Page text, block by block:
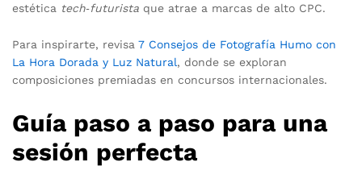
estética tech‑futurista que atrae a marcas de alto CPC.
Para inspirarte, revisa 7 Consejos de Fotografía Humo con
La Hora Dorada y Luz Natural, donde se exploran
composiciones premiadas en concursos internacionales.
Guía paso a paso para una
sesión perfecta